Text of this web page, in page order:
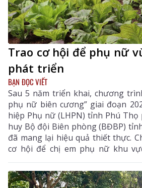
Trao cơ hội để phụ nữ
phát triển
BẠN ĐỌC VIẾT
Sau 5 năm triển khai, chương
phụ nữ biên cương” giai đoạn
hiệp Phụ nữ (LHPN) tỉnh Phú
huy Bộ đội Biên phòng (BĐBP)
đã mang lại hiệu quả thiết thực.
cơ hội để chị em phụ nữ khu
Châu vượt qua khó khăn, vươn
xây dựng gia đình no ấm, bình
phúc, chung sức bảo vệ vững